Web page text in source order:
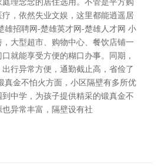
，依然失业文娱，这里都能逍遥居
雄招聘网-楚雄英才网-楚雄人才网 小
大型超市、购物中心、餐饮店铺一
就能享受方便的糊口办事。同期，
行异常方便，通勤截止高，省俭了
真金不怕火方面，小区隔壁有多所优
中学，为孩子提供精采的锻真金不
异常丰富，隔壁设有社